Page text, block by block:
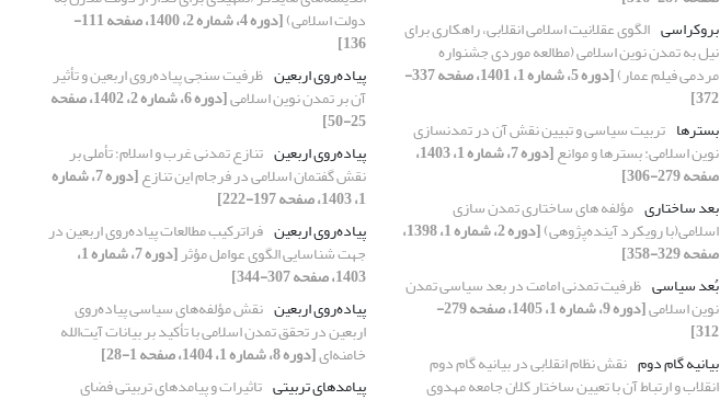
بروکراسی الگوی عقلانیت اسلامی انقلابی، راهکاری برای
نیل به تمدن نوین اسلامی (مطالعه موردی جشنواره
مردمی فیلم عمار) [دوره 5، شماره 1، 1401، صفحه 337-
372]
بسترها
تربیت سیاسی و تبیین نقش آن در تمدن‎سازی
نوین اسلامی: بسترها و موانع [دوره 7، شماره 1، 1403،
صفحه 279-306]
بعد ساختاری مؤلفه‏ های ساختاری تمدن سازی
اسلامی(با رویکرد آینده‌پژوهی) [دوره 2، شماره 1، 1398،
صفحه 329-358]
بُعد سیاسی ظرفیت تمدنی امامت در بعد سیاسی تمدن
نوین اسلامی [دوره 9، شماره 1، 1405، صفحه 279-
312]
بیانیه گام دوم نقش نظام انقلابی در بیانیه گام دوم
انقلاب و ارتباط آن با تعیین ساختار کلان جامعه مهدوی
دولت اسلامی) [دوره 4، شماره 2، 1400، صفحه 111-
136]
پیاده‌روی اربعین ظرفیت سنجی پیاده‌روی اربعین و تأثیر
آن بر تمدن نوین اسلامی [دوره 6، شماره 2، 1402، صفحه
25-50]
پیاده‌روی اربعین تنازع تمدنی غرب و اسلام؛ تأملی بر
نقش گفتمان اسلامی در فرجام این تنازع [دوره 7، شماره
1، 1403، صفحه 197-222]
پیاده‌روی اربعین فراترکیب مطالعات پیاده‌روی اربعین در
جهت شناسایی الگوی عوامل مؤثر [دوره 7، شماره 1،
1403، صفحه 307-344]
پیاده‌روی اربعین نقش مؤلفه‌های سیاسی پیاده‌روی
اربعین در تحقق تمدن اسلامی با تأکید بر بیانات آیت‌الله
خامنه‌ای[دوره 8، شماره 1، 1404، صفحه 1-28]
پیامدهای تربیتی تاثیرات و پیامدهای تربیتی فضای